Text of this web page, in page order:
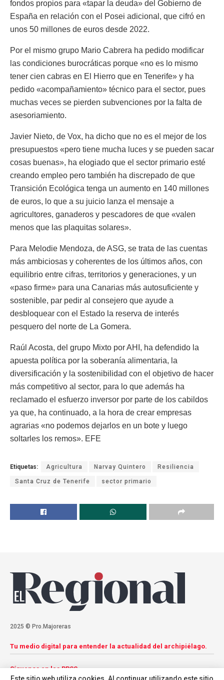
fondos propios para «tapar la deuda» del Gobierno de
España en relación con el Posei adicional, que cifró en
unos 50 millones de euros desde 2022.
Por el mismo grupo Mario Cabrera ha pedido modificar
las condiciones burocráticas porque «no es lo mismo
tener cien cabras en El Hierro que en Tenerife» y ha
pedido «acompañamiento» técnico para el sector, pues
muchas veces se pierden subvenciones por la falta de
asesoriamiento.
Javier Nieto, de Vox, ha dicho que no es el mejor de los
presupuestos «pero tiene mucha luces y se pueden sacar
cosas buenas», ha elogiado que el sector primario esté
creando empleo pero también ha discrepado de que
Transición Ecológica tenga un aumento en 140 millones
de euros, lo que a su juicio lanza el mensaje a
agricultores, ganaderos y pescadores de que «valen
menos que las plaquitas solares».
Para Melodie Mendoza, de ASG, se trata de las cuentas
más ambiciosas y coherentes de los últimos años, con
equilibrio entre cifras, territorios y generaciones, y un
«paso firme» para una Canarias más autosuficiente y
sostenible, par pedir al consejero que ayude a
desbloquear con el Estado la reserva de interés
pesquero del norte de La Gomera.
Raúl Acosta, del grupo Mixto por AHI, ha defendido la
apuesta política por la soberanía alimentaria, la
diversificación y la sostenibilidad con el objetivo de hacer
más competitivo al sector, para lo que además ha
reclamado el esfuerzo inversor por parte de los cabildos
ya que, ha continuado, a la hora de crear empresas
agrarias «no podemos dejarlos en un bote y luego
soltarles los remos». EFE
Etiquetas: Agricultura Narvay Quintero Resiliencia
Santa Cruz de Tenerife sector primario
2025 © Pro.Majoreras
Tu medio digital para entender la actualidad del archipiélago.
Síguenos en las RRSS